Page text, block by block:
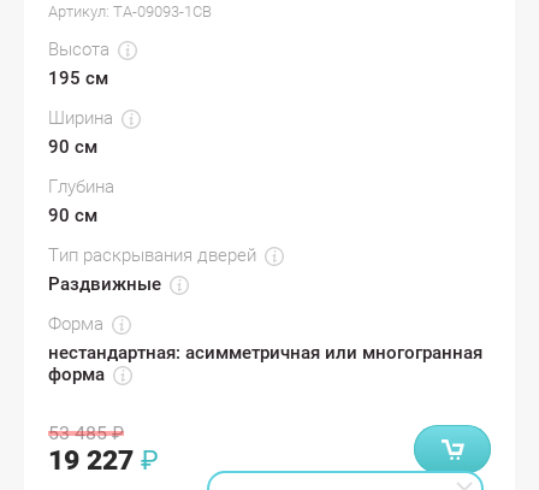
Артикул: TA-09093-1CB
Высота
195 см
Ширина
90 см
Глубина
90 см
Тип раскрывания дверей
Раздвижные
Форма
нестандартная: асимметричная или многогранная
форма
53 485 ₽
19 227 ₽